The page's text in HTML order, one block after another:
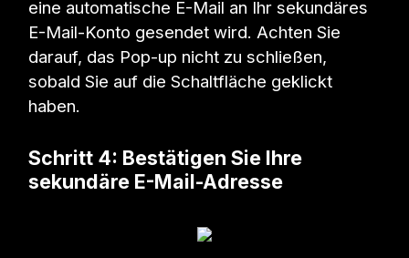
eine automatische E-Mail an Ihr sekundäres
E-Mail-Konto gesendet wird. Achten Sie
darauf, das Pop-up nicht zu schließen,
sobald Sie auf die Schaltfläche geklickt
haben.
Schritt 4: Bestätigen Sie Ihre
sekundäre E-Mail-Adresse